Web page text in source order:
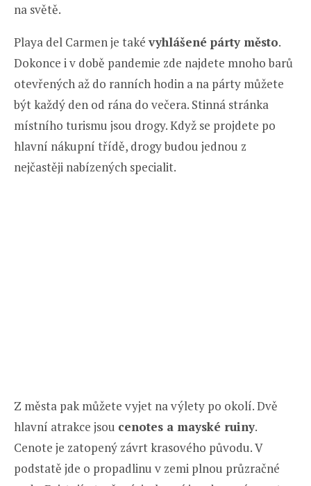
na světě.
Playa del Carmen je také vyhlášené párty město.
Dokonce i v době pandemie zde najdete mnoho barů
otevřených až do ranních hodin a na párty můžete
být každý den od rána do večera. Stinná stránka
místního turismu jsou drogy. Když se projdete po
hlavní nákupní třídě, drogy budou jednou z
nejčastěji nabízených specialit.
Z města pak můžete vyjet na výlety po okolí. Dvě
hlavní atrakce jsou cenotes a mayské ruiny.
Cenote je zatopený závrt krasového původu. V
podstatě jde o propadlinu v zemi plnou průzračné